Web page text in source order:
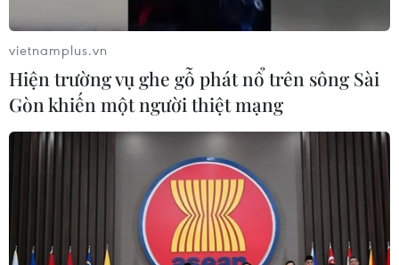
Algeria tiêu diệt và bắt giữ gần 150 phần
tử thánh chiến
vietnamplus.vn
Hiện trường vụ ghe gỗ phát nổ trên sông Sài
Gòn khiến một người thiệt mạng